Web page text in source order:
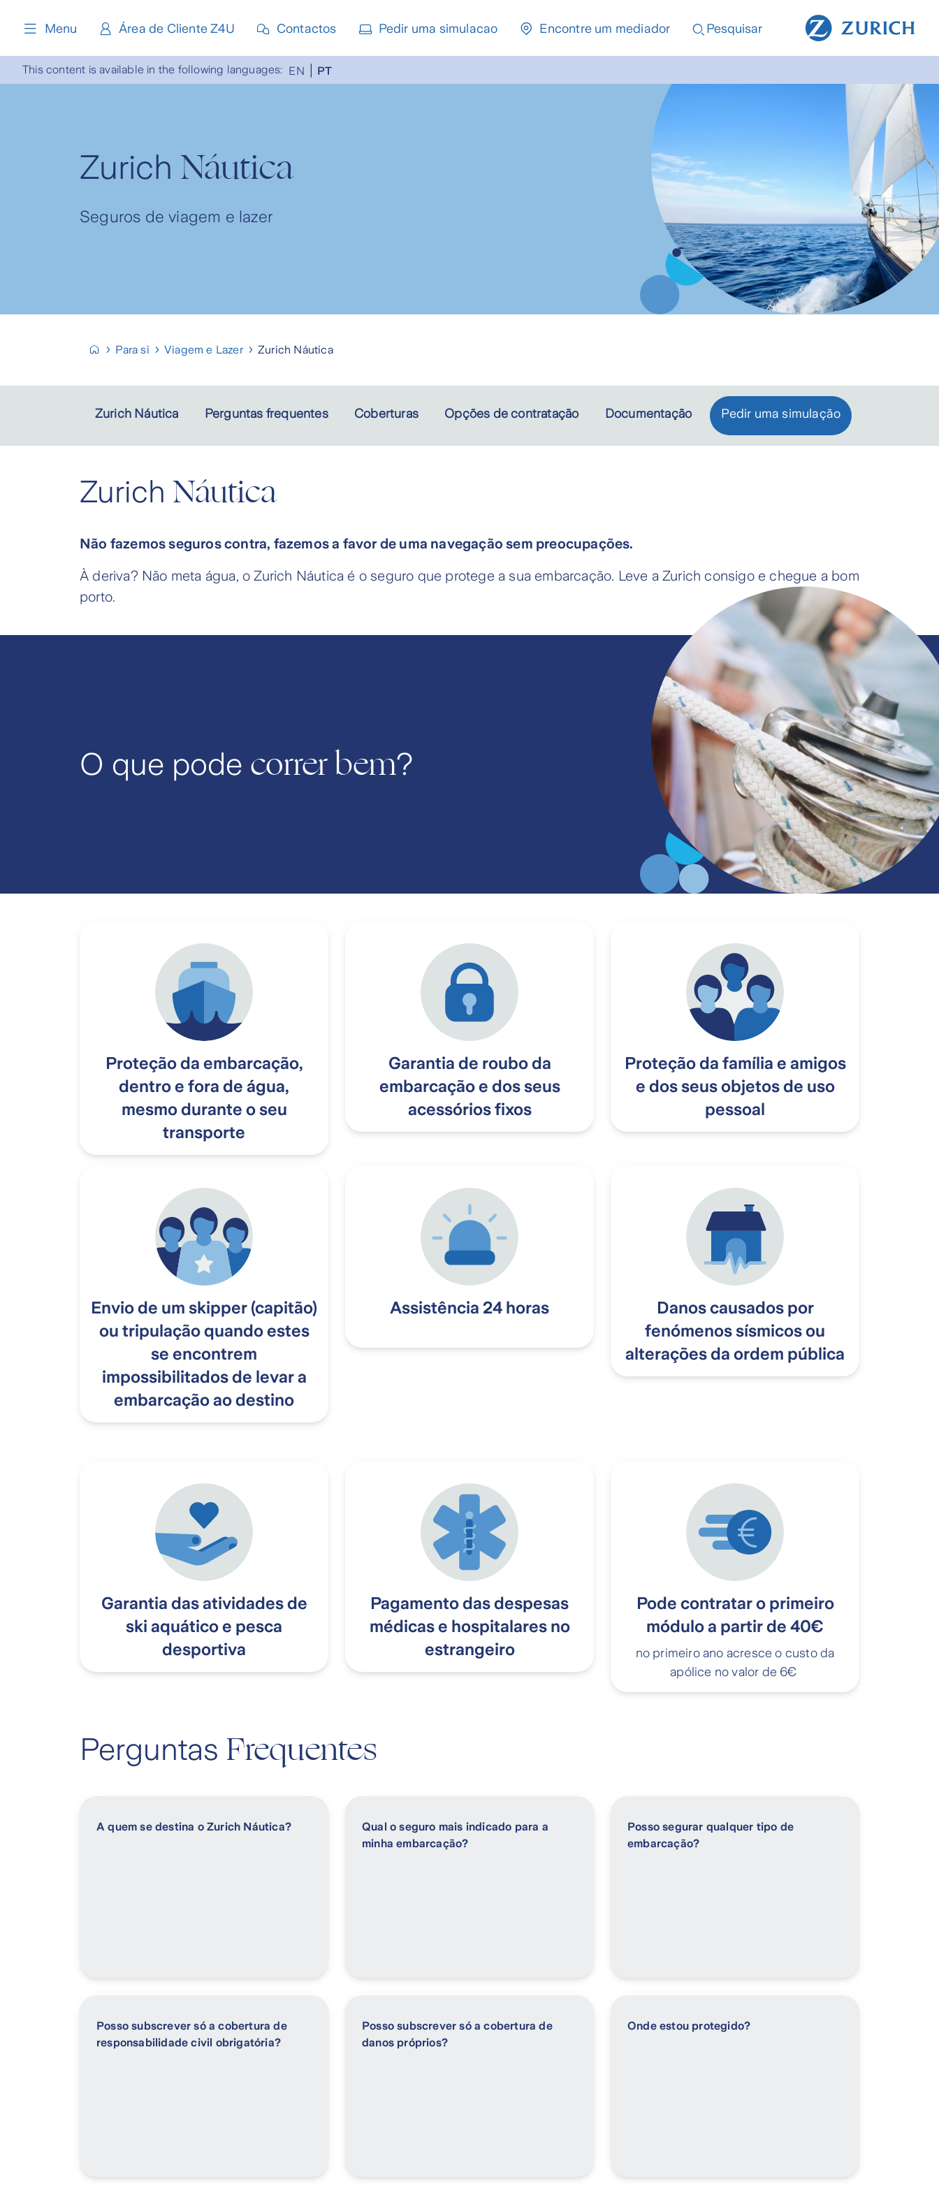
Menu Área de Cliente Z4U Contactos Pedir uma simulacao Encontre um mediador Pesquisar
This content is available in the following languages: EN PT
ZurichNáutica
Seguros de viagem e lazer
Para si Viagem e Lazer Zurich Náutica
Zurich Náutica Perguntas frequentes Coberturas Opções de contratação Documentação Pedir uma simulação
ZurichNáutica
Não fazemos seguros contra, fazemos a favor de uma navegação sem preocupações.
À deriva? Não meta água, o Zurich Náutica é o seguro que protege a sua embarcação. Leve a Zurich consigo e chegue a bom
porto.
O que pode correr bem?
Proteção da embarcação,
dentro e fora de água,
mesmo durante o seu
transporte
Garantia de roubo da
embarcação e dos seus
acessórios fixos
Proteção da família e amigos
e dos seus objetos de uso
pessoal
Envio de um skipper (capitão)
ou tripulação quando estes
se encontrem
impossibilitados de levar a
embarcação ao destino
Assistência 24 horas
Danos causados por
fenómenos sísmicos ou
alterações da ordem pública
Garantia das atividades de
ski aquático e pesca
desportiva
Pagamento das despesas
médicas e hospitalares no
estrangeiro
Pode contratar o primeiro
módulo a partir de 40€
no primeiro ano acresce o custo da
apólice no valor de 6€
Perguntas Frequentes
A quem se destina o Zurich Náutica?
Qual o seguro mais indicado para a
minha embarcação?
Posso segurar qualquer tipo de
embarcação?
Posso subscrever só a cobertura de
responsabilidade civil obrigatória?
Posso subscrever só a cobertura de
danos próprios?
Onde estou protegido?